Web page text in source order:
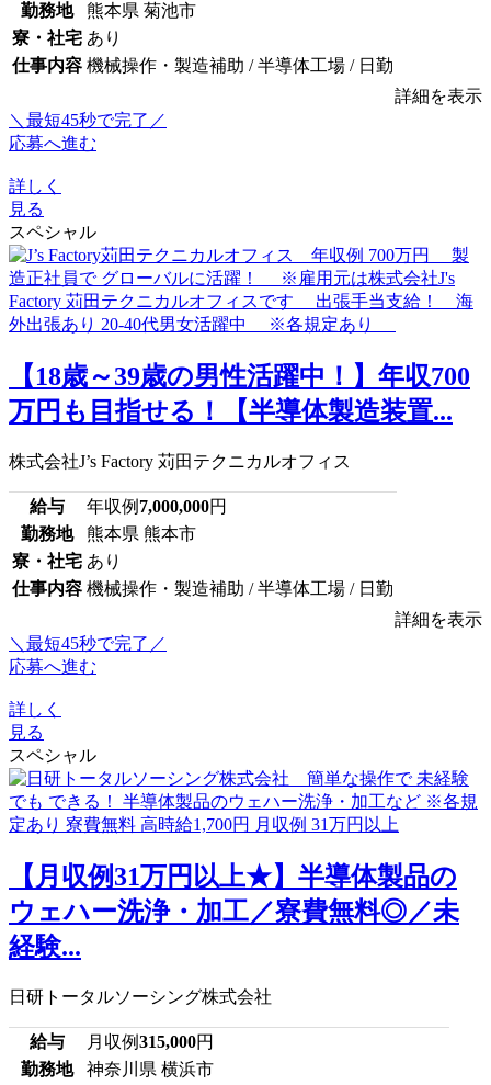
勤務地
熊本県 菊池市
寮・社宅 あり
仕事内容 機械操作・製造補助 / 半導体工場 / 日勤
詳細を表示
＼最短45秒で完了／
応募へ進む
詳しく
見る
スペシャル
【18歳～39歳の男性活躍中！】年収700
万円も目指せる！【半導体製造装置...
株式会社J’s Factory 苅田テクニカルオフィス
給与 年収例 7,000,000円
勤務地
熊本県 熊本市
寮・社宅 あり
仕事内容 機械操作・製造補助 / 半導体工場 / 日勤
詳細を表示
＼最短45秒で完了／
応募へ進む
詳しく
見る
スペシャル
【月収例31万円以上★】半導体製品の
ウェハー洗浄・加工／寮費無料◎／未
経験...
日研トータルソーシング株式会社
給与 月収例315,000円
勤務地
神奈川県 横浜市